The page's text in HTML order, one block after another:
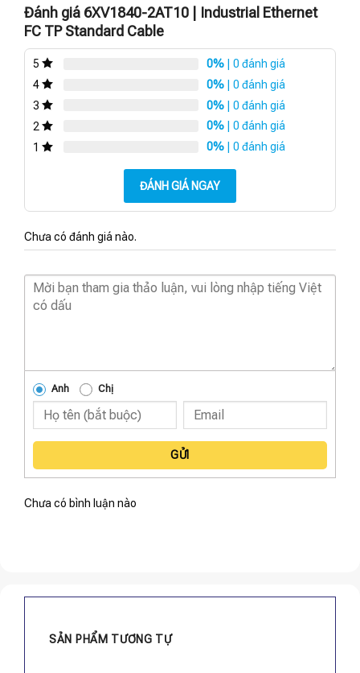
Đánh giá 6XV1840-2AT10 | Industrial Ethernet
FC TP Standard Cable
5 0% | 0 đánh giá
4
0% | 0 đánh giá
3
0% | 0 đánh giá
2
0% | 0 đánh giá
1
0% | 0 đánh giá
ĐÁNH GIÁ NGAY
Chưa có đánh giá nào.
Anh Chị
GỬI
Chưa có bình luận nào
SẢN PHẨM TƯƠNG TỰ